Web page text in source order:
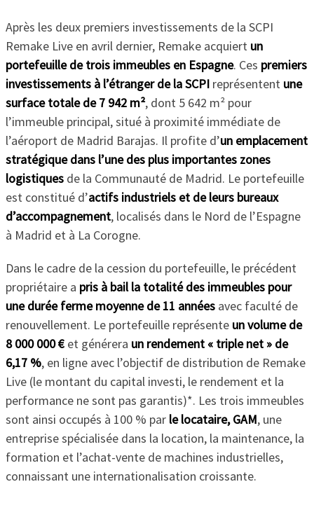
Après les deux premiers investissements de la SCPI
Remake Live en avril dernier, Remake acquiert un
portefeuille de trois immeubles en Espagne. Ces premiers
investissements à l’étranger de la SCPIreprésentent une
surface totale de 7 942 m², dont 5 642 m² pour
l’immeuble principal, situé à proximité immédiate de
l’aéroport de Madrid Barajas. Il profite d’un emplacement
stratégique dans l’une des plus importantes zones
logistiquesde la Communauté de Madrid. Le portefeuille
est constitué d’actifs industriels et de leurs bureaux
d’accompagnement, localisés dans le Nord de l’Espagne
à Madrid et à La Corogne.
Dans le cadre de la cession du portefeuille, le précédent
propriétaire a pris à bail la totalité des immeubles pour
une durée ferme moyenne de 11 annéesavec faculté de
renouvellement. Le portefeuille représente un volume de
8 000 000 €et générera un rendement « triple net » de
6,17 %, en ligne avec l’objectif de distribution de Remake
Live (le montant du capital investi, le rendement et la
performance ne sont pas garantis)*. Les trois immeubles
sont ainsi occupés à 100 % par le locataire, GAM, une
entreprise spécialisée dans la location, la maintenance, la
formation et l’achat-vente de machines industrielles,
connaissant une internationalisation croissante.